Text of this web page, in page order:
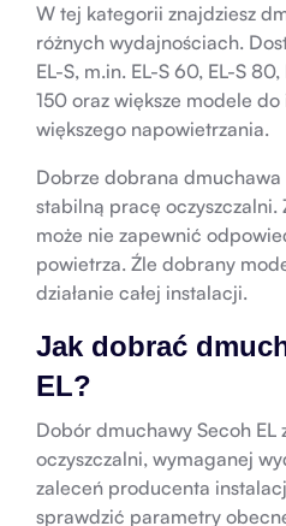
W tej kategorii znajdziesz
różnych wydajnościach.
EL-S, m.in. EL-S 60, EL-S 80,
150 oraz większe modele
większego napowietrzania.
Dobrze dobrana
stabilną pracę oczyszczalni.
może nie zapewnić
powietrza. Źle dobrany
działanie całej instalacji.
Jak dobrać
EL?
Dobór dmuchawy Secoh EL
oczyszczalni, wymaganej
zaleceń producenta
sprawdzić parametry